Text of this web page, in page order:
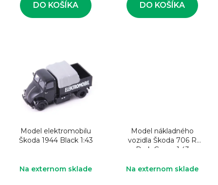
DO KOŠÍKA DO KOŠÍKA
Model elektromobilu
Škoda 1944 Black 1:43
Na externom sklade
Model nákladného
vozidla Škoda 706 R
Dark Green 1:43
Na externom sklade